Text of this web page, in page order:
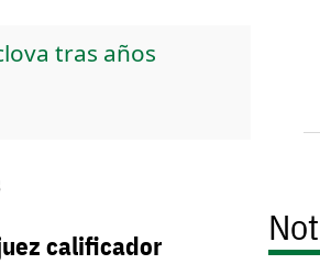
tras años
calificador